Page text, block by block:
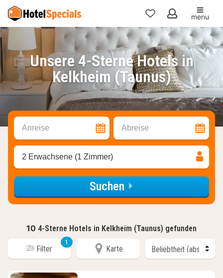
Meine
Favoriten
menu
Unsere 4-Sterne Hotels in
Kelkheim (Taunus)
Anreise Abreise
2 Erwachsene (1 Zimmer)
Suchen
10 4-Sterne Hotels in Kelkheim (Taunus) gefunden
Filter
1
Karte